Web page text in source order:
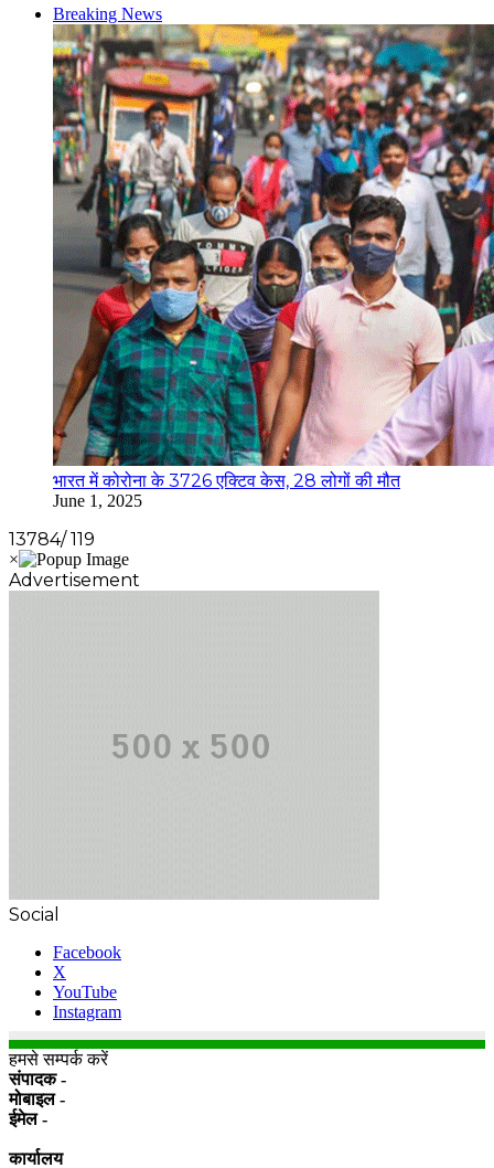
Breaking News
भारत में कोरोना के 3726 एक्टिव केस, 28 लोगों की मौत
June 1, 2025
13784/ 119
Advertisement
Social
Facebook
X
YouTube
Instagram
हमसे सम्पर्क करें
संपादक -
मोबाइल -
ईमेल -
कार्यालय